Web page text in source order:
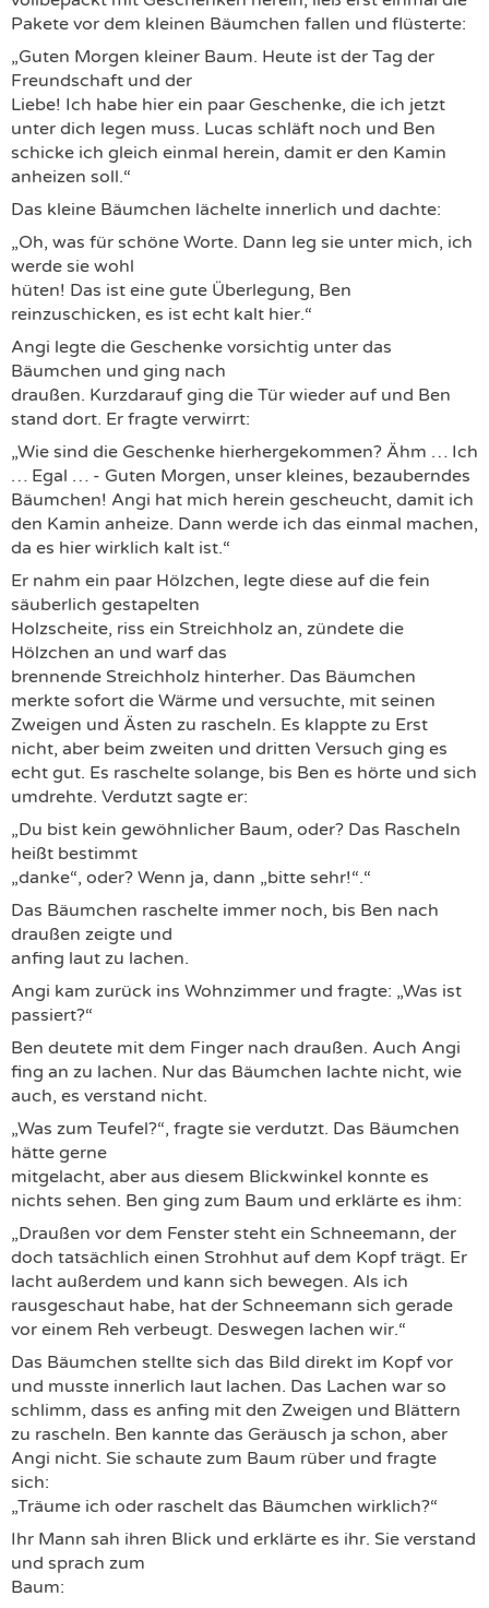
Pakete vor dem kleinen Bäumchen fallen und flüsterte:
„Guten Morgen kleiner Baum. Heute ist der Tag der
Freundschaft und der
Liebe! Ich habe hier ein paar Geschenke, die ich jetzt
unter dich legen muss. Lucas schläft noch und Ben
schicke ich gleich einmal herein, damit er den Kamin
anheizen soll.“
Das kleine Bäumchen lächelte innerlich und dachte:
„Oh, was für schöne Worte. Dann leg sie unter mich, ich
werde sie wohl
hüten! Das ist eine gute Überlegung, Ben
reinzuschicken, es ist echt kalt hier.“
Angi legte die Geschenke vorsichtig unter das
Bäumchen und ging nach
draußen. Kurzdarauf ging die Tür wieder auf und Ben
stand dort. Er fragte verwirrt:
„Wie sind die Geschenke hierhergekommen? Ähm … Ich
… Egal … - Guten Morgen, unser kleines, bezauberndes
Bäumchen! Angi hat mich herein gescheucht, damit ich
den Kamin anheize. Dann werde ich das einmal machen,
da es hier wirklich kalt ist.“
Er nahm ein paar Hölzchen, legte diese auf die fein
säuberlich gestapelten
Holzscheite, riss ein Streichholz an, zündete die
Hölzchen an und warf das
brennende Streichholz hinterher. Das Bäumchen
merkte sofort die Wärme und versuchte, mit seinen
Zweigen und Ästen zu rascheln. Es klappte zu Erst
nicht, aber beim zweiten und dritten Versuch ging es
echt gut. Es raschelte solange, bis Ben es hörte und sich
umdrehte. Verdutzt sagte er:
„Du bist kein gewöhnlicher Baum, oder? Das Rascheln
heißt bestimmt
„danke“, oder? Wenn ja, dann „bitte sehr!“.“
Das Bäumchen raschelte immer noch, bis Ben nach
draußen zeigte und
anfing laut zu lachen.
Angi kam zurück ins Wohnzimmer und fragte: „Was ist
passiert?“
Ben deutete mit dem Finger nach draußen. Auch Angi
fing an zu lachen. Nur das Bäumchen lachte nicht, wie
auch, es verstand nicht.
„Was zum Teufel?“, fragte sie verdutzt. Das Bäumchen
hätte gerne
mitgelacht, aber aus diesem Blickwinkel konnte es
nichts sehen. Ben ging zum Baum und erklärte es ihm:
„Draußen vor dem Fenster steht ein Schneemann, der
doch tatsächlich einen Strohhut auf dem Kopf trägt. Er
lacht außerdem und kann sich bewegen. Als ich
rausgeschaut habe, hat der Schneemann sich gerade
vor einem Reh verbeugt. Deswegen lachen wir.“
Das Bäumchen stellte sich das Bild direkt im Kopf vor
und musste innerlich laut lachen. Das Lachen war so
schlimm, dass es anfing mit den Zweigen und Blättern
zu rascheln. Ben kannte das Geräusch ja schon, aber
Angi nicht. Sie schaute zum Baum rüber und fragte
sich:
„Träume ich oder raschelt das Bäumchen wirklich?“
Ihr Mann sah ihren Blick und erklärte es ihr. Sie verstand
und sprach zum
Baum: